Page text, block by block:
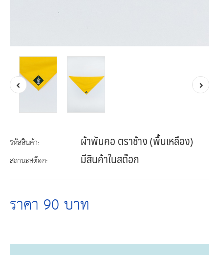
รหัสสินค้า: ผ้าพันคอ ตราช้าง (พื้นเหลือง)
สถานะสต๊อก: มีสินค้าในสต๊อก
ราคา 90 บาท